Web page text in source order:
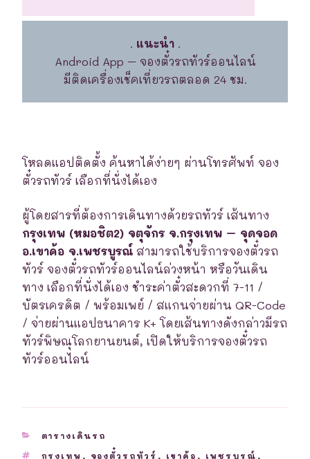
. แนะนำ.
Android App – จองตั๋วรถทัวร์ออนไลน์
มีติดเครื่องเช็คเที่ยวรถตลอด 24 ชม.
โหลดแอปติดตั้ง ค้นหาได้ง่ายๆ ผ่านโทรศัพท์ จอง
ตั๋วรถทัวร์ เลือกที่นั่งได้เอง
ผู้โดยสารที่ต้องการเดินทางด้วยรถทัวร์ เส้นทาง
กรุงเทพ (หมอชิต2) จตุจักร จ.กรุงเทพ – จุดจอด
อ.เขาค้อ จ.เพชรบูรณ์ สามารถใช้บริการจองตั๋วรถ
ทัวร์ จองตั๋วรถทัวร์ออนไลน์ล่วงหน้า หรือวันเดิน
ทาง เลือกที่นั่งได้เอง ชำระค่าตั๋วสะดวกที่ 7-11 /
บัตรเครดิต / พร้อมเพย์ / สแกนจ่ายผ่าน QR-Code
/ จ่ายผ่านแอปธนาคาร K+ โดยเส้นทางดังกล่าวมีรถ
ทัวร์พิษณุโลกยานยนต์, เปิดให้บริการจองตั๋วรถ
ทัวร์ออนไลน์
CATEGORIES
ตารางเดินรถ
TAGS
กรุงเทพ , จองตั๋วรถทัวร์ , เขาค้อ , เพชรบูรณ์ ,